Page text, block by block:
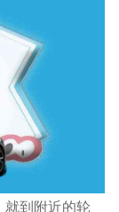
就到附近的轮